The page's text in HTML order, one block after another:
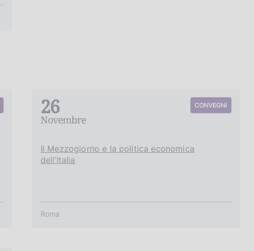
26
Novembre
CONVEGNI
Il Mezzogiorno e la politica economica
dell’Italia
Roma